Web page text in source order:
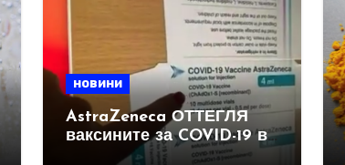
новини
AstraZeneca ОТТЕГЛЯ
ваксините за COVID-19 в
световен мащаб, след